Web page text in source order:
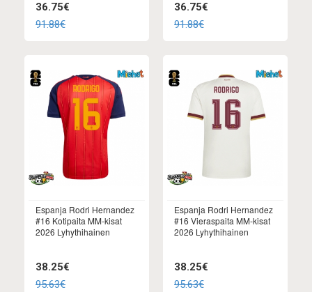
36.75€
91.88€
36.75€
91.88€
Espanja Rodri Hernandez
#16 Kotipaita MM-kisat
2026 Lyhythihainen
38.25€
95.63€
Espanja Rodri Hernandez
#16 Vieraspaita MM-kisat
2026 Lyhythihainen
38.25€
95.63€